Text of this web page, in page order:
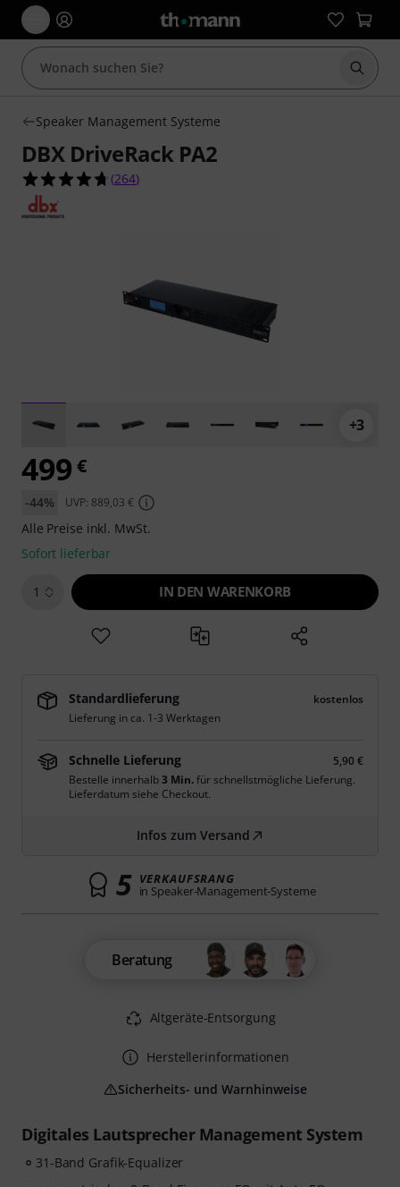
Suche
Speaker Management Systeme
DBX DriveRack PA2
4.7 von 5 Sternen aus 264 Kundenbewertungen
(264)
+3
Digitales Lautsprecher Management System
31-Band Grafik-Equalizer
499 €
-44% UVP: 889,03 €
Alle Preise inkl. MwSt.
Sofort lieferbar
1 IN DEN WARENKORB
Standardlieferung
kostenlos
Lieferung in ca. 1-3 Werktagen
Schnelle Lieferung
5,90 €
Bestelle innerhalb3 Min.für schnellstmögliche Lieferung.
Lieferdatum siehe Checkout.
Infos zum Versand
5 VERKAUFSRANG
in Speaker-Management-Systeme
Beratung
Altgeräte-Entsorgung
Herstellerinformationen
Sicherheits- und Warnhinweise